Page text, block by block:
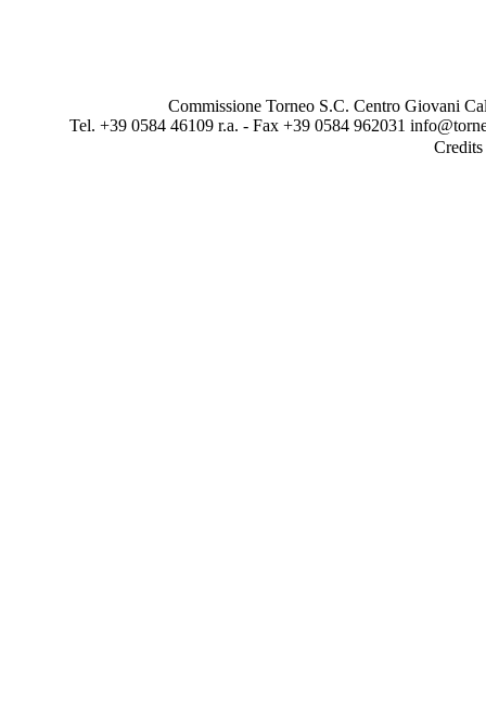
Commissione Torneo S.C. Centro Giovani
Tel. +39 0584 46109 r.a. - Fax +39 0584 962031
Credits